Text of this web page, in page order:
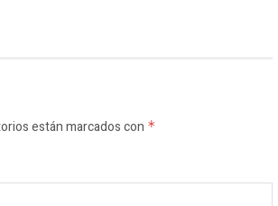
están marcados con *